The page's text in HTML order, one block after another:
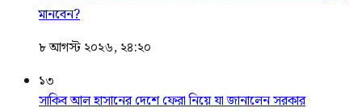
মানবেন?
৮ আগস্ট ২০২৬, ২৪:২০
১৩
সাকিব আল হাসানের দেশে ফেরা নিয়ে যা জানালেন সরকার